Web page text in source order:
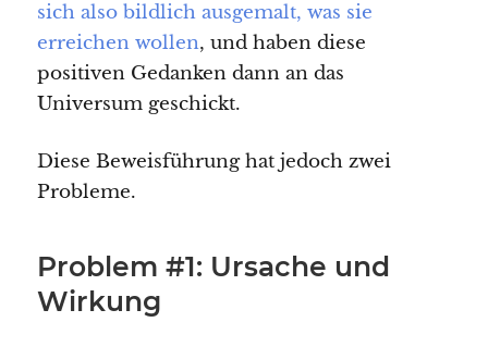
sich also bildlich ausgemalt, was sie
erreichen wollen, und haben diese
positiven Gedanken dann an das
Universum geschickt.
Diese Beweisführung hat jedoch zwei
Probleme.
Problem #1: Ursache und
Wirkung